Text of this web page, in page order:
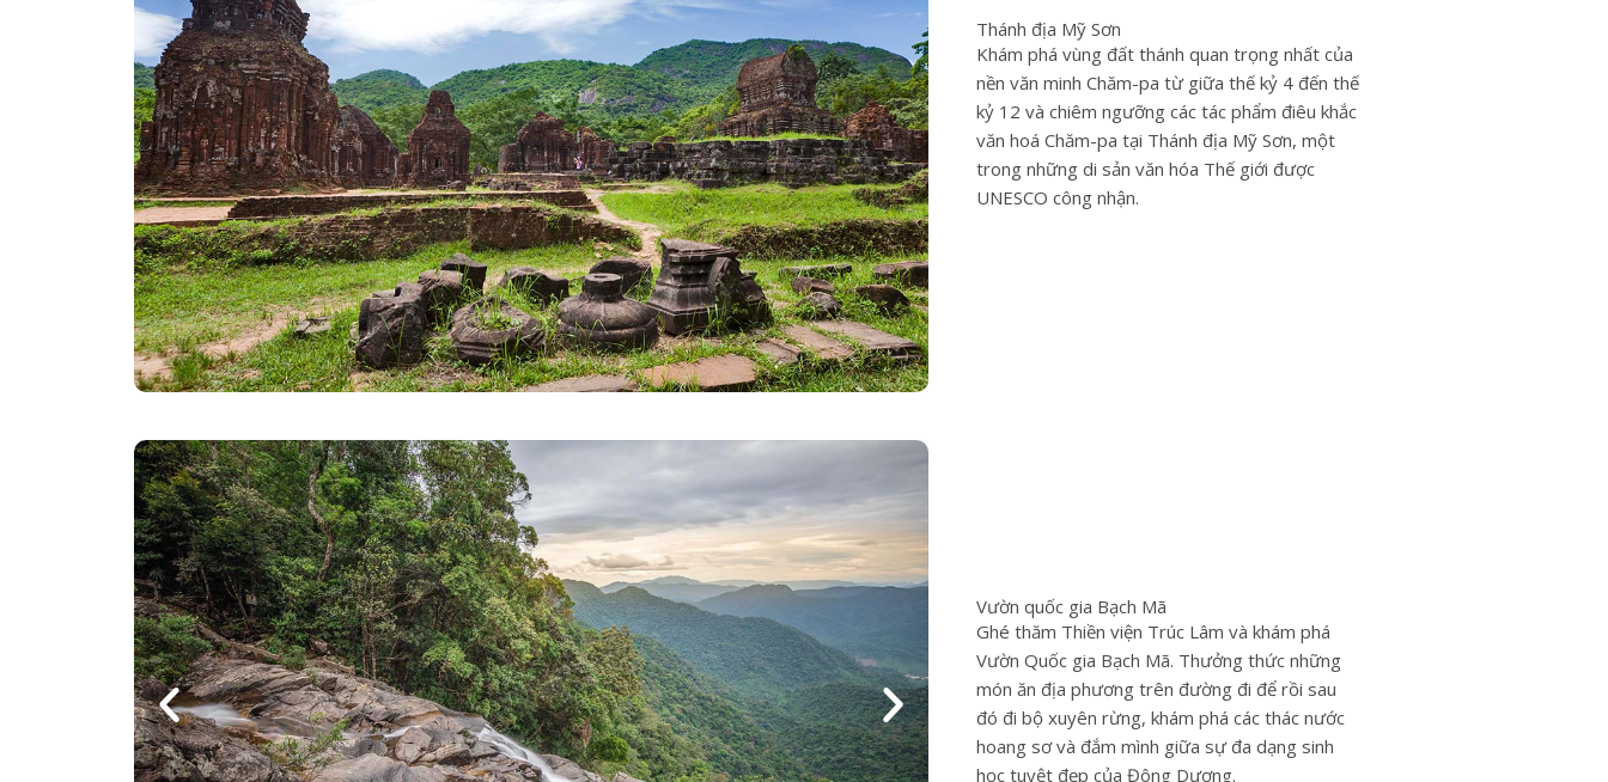
Thánh địa Mỹ Sơn
Khám phá vùng đất thánh quan trọng nhất của
nền văn minh Chăm-pa từ giữa thế kỷ 4 đến thế
kỷ 12 và chiêm ngưỡng các tác phẩm điêu khắc
văn hoá Chăm-pa tại Thánh địa Mỹ Sơn, một
trong những di sản văn hóa Thế giới được
UNESCO công nhận.
Vườn quốc gia Bạch Mã
Ghé thăm Thiền viện Trúc Lâm và khám phá
Vườn Quốc gia Bạch Mã. Thưởng thức những
món ăn địa phương trên đường đi để rồi sau
đó đi bộ xuyên rừng, khám phá các thác nước
hoang sơ và đắm mình giữa sự đa dạng sinh
học tuyệt đẹp của Đông Dương.